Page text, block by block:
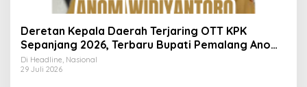
Deretan Kepala Daerah Terjaring OTT KPK
Sepanjang 2026, Terbaru Bupati Pemalang Anom
Widiyantoro
Di Headline, Nasional
29 Juli 2026